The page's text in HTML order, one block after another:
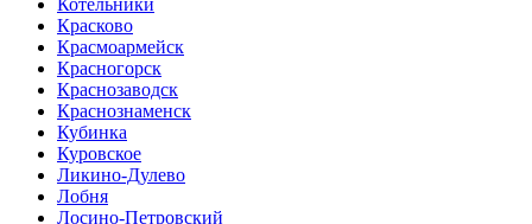
Красково
Красмоармейск
Красногорск
Краснозаводск
Краснознаменск
Кубинка
Куровское
Ликино-Дулево
Лобня
Лосино-Петровский